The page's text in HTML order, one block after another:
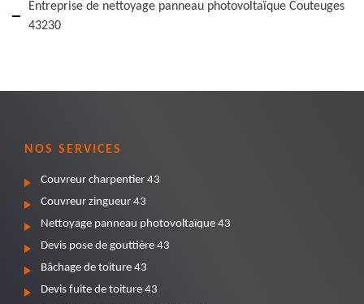
Entreprise de nettoyage panneau photovoltaïque Couteuges
43230
NOS SERVICES
Couvreur charpentier 43
Couvreur zingueur 43
Nettoyage panneau photovoltaïque 43
Devis pose de gouttière 43
Bâchage de toiture 43
Devis fuite de toiture 43